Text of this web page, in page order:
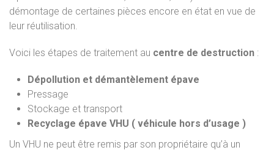
démontage de certaines pièces encore en état en vue de
leur réutilisation.
Voici les étapes de traitement au centre de destruction :
Dépollution et démantèlement épave
Pressage
Stockage et transport
Recyclage épave VHU ( véhicule hors d’usage )
Un VHU ne peut être remis par son propriétaire qu’à un